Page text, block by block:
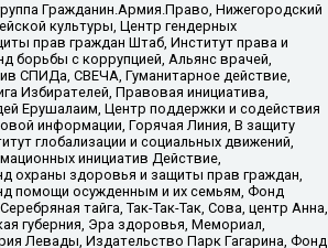
Гражданин.Армия.Право, Нижегородский
культуры, Центр гендерных
прав граждан Штаб, Институт права и
борьбы с коррупцией, Альянс врачей,
СПИДа, СВЕЧА, Гуманитарное действие,
Избирателей, Правовая инициатива,
Ерушалаим, Центр поддержки и содействия
информации, Горячая Линия, В защиту
глобализации и социальных движений,
инициатив Действие,
охраны здоровья и защиты прав граждан,
помощи осужденным и их семьям, Фонд
тайга, Так-Так-Так, Сова, центр Анна,
губерния, Эра здоровья, Мемориал,
Левады, Издательство Парк Гагарина, Фонд